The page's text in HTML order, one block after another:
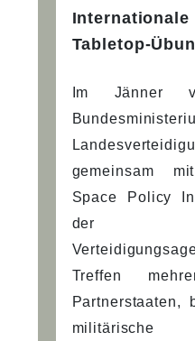
Internationale
Tabletop-
Im Jänner
gemeinsam
Space Policy
der
Treffen